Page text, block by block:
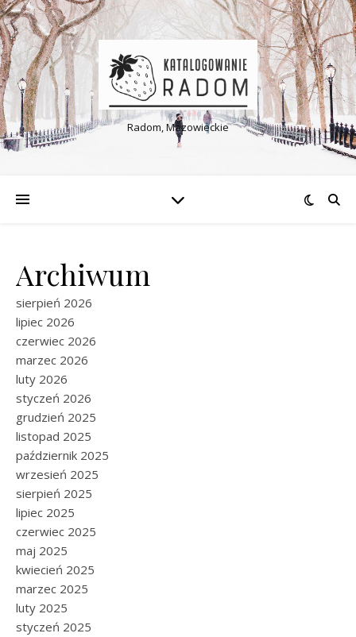
Radom, Mazowieckie
Archiwum
sierpień 2026
lipiec 2026
czerwiec 2026
marzec 2026
luty 2026
styczeń 2026
grudzień 2025
listopad 2025
październik 2025
wrzesień 2025
sierpień 2025
lipiec 2025
czerwiec 2025
maj 2025
kwiecień 2025
marzec 2025
luty 2025
styczeń 2025